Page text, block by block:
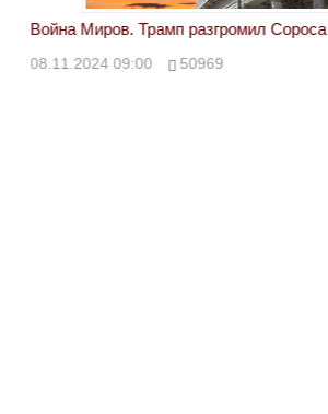
Война Миров. Трамп разгромил Сороса
08.11.2024 09:00 50969